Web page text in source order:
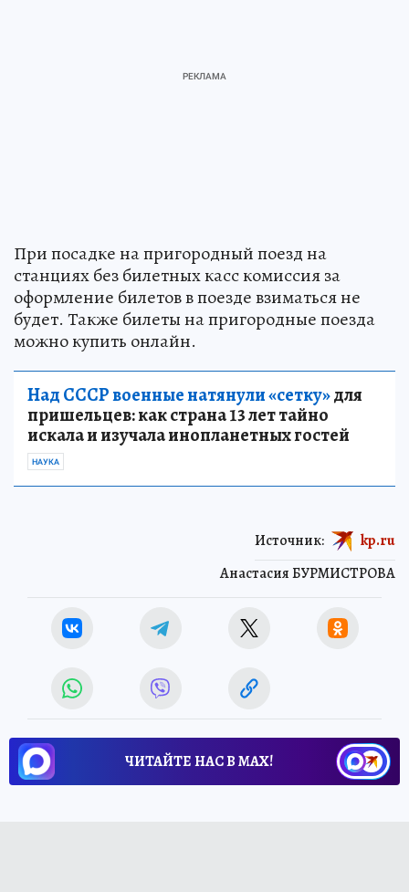
При посадке на пригородный поезд на
станциях без билетных касс комиссия за
оформление билетов в поезде взиматься не
будет. Также билеты на пригородные поезда
можно купить онлайн.
Над СССР военные натянули «сетку»для
пришельцев: как страна 13 лет тайно
искала и изучала инопланетных гостей
НАУКА
Анастасия БУРМИСТРОВА
Источник: kp.ru
ЧИТАЙТЕ НАС В МАХ!